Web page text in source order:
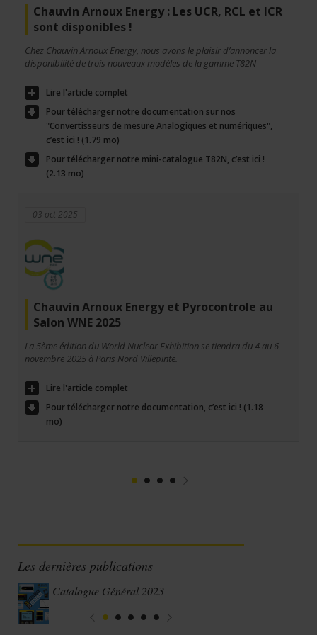
Chauvin Arnoux Energy : Les UCR, RCL et ICR
sont disponibles !
Chez Chauvin Arnoux Energy, nous avons le plaisir d’annoncer la
disponibilité de trois nouveaux modèles de la gamme T82N
Lire l'article complet
Pour télécharger notre documentation sur nos
"Convertisseurs de mesure Analogiques et numériques",
c’est ici ! (1.79 mo)
Pour télécharger notre mini-catalogue T82N, c’est ici !
(2.13 mo)
03 oct 2025
Chauvin Arnoux Energy et Pyrocontrole au
Salon WNE 2025
La 5ème édition du World Nuclear Exhibition se tiendra du 4 au 6
novembre 2025 à Paris Nord Villepinte.
Lire l'article complet
Pour télécharger notre documentation, c’est ici ! (1.18
mo)
Les dernières publications
Catalogue Général 2023